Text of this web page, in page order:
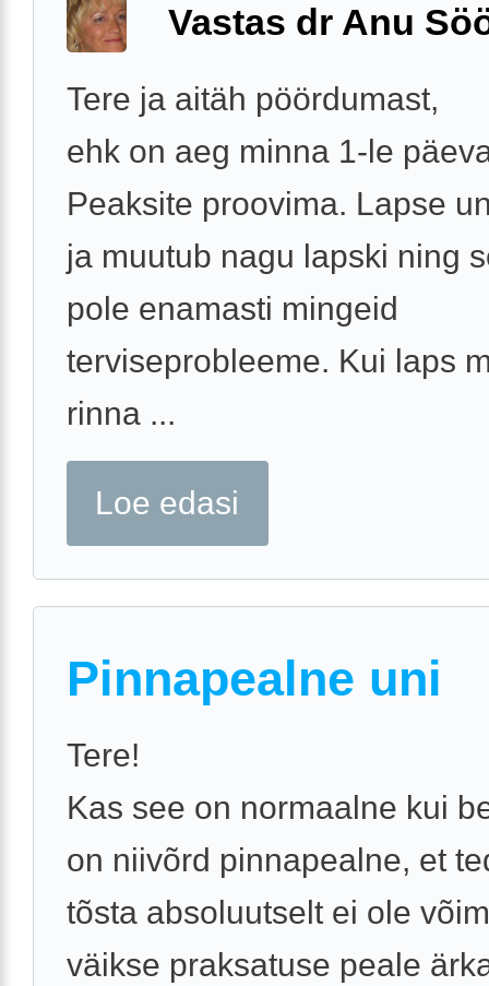
Vastas dr Anu
Tere ja aitäh pöördumast,
ehk on aeg minna 1-le
Peaksite proovima. Lapse
ja muutub nagu lapski ning
pole enamasti mingeid
terviseprobleeme. Kui laps
rinna ...
Loe edasi
Pinnapealne uni
Tere!
Kas see on normaalne kui
on niivõrd pinnapealne, et
tõsta absoluutselt ei ole
väikse praksatuse peale